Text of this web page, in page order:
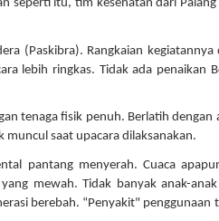
seperti itu, tim kesehatan dari
(Paskibra). Rangkaian kegiatannya
lebih ringkas. Tidak ada penaikan
tenaga fisik penuh. Berlatih dengan
saat upacara dilaksanakan.
pantang menyerah. Cuaca
mewah. Tidak banyak anak-anak
berebah. “Penyakit" penggunaan